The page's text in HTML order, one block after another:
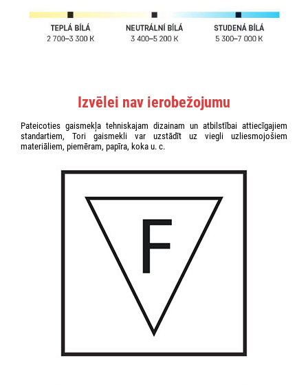
Izvēlei nav ierobežojumu
Pateicoties gaismekļa tehniskajam dizainam un atbilstībai attiecīgajiem
standartiem, Tori gaismekli var uzstādīt uz viegli uzliesmojošiem
materiāliem, piemēram, papīra, koka u. c.